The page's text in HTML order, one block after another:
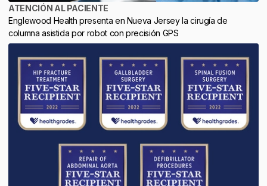
ATENCIÓN AL PACIENTE
Englewood Health presenta en Nueva Jersey la cirugía de
columna asistida por robot con precisión GPS